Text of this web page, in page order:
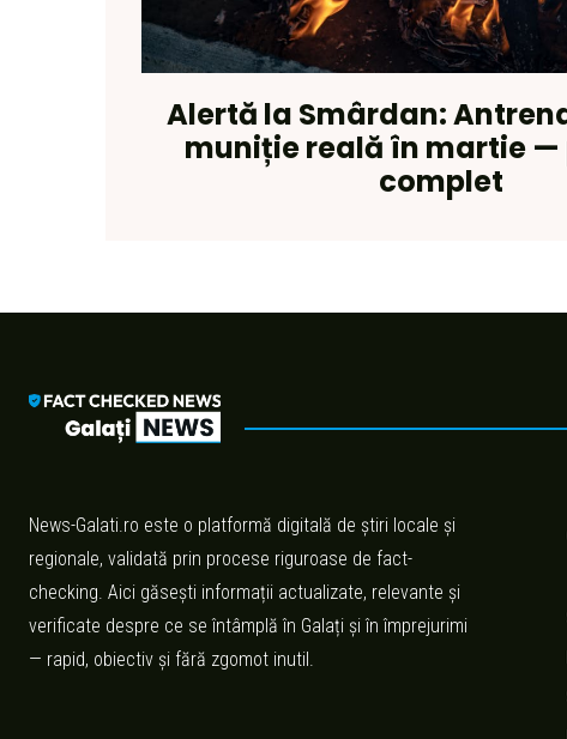
Alertă la Smârdan:
muniție reală în martie
complet
News-Galati.ro este o platformă digitală de știri locale și
regionale, validată prin procese riguroase de fact-
checking. Aici găsești informații actualizate, relevante și
verificate despre ce se întâmplă în Galați și în împrejurimi
— rapid, obiectiv și fără zgomot inutil.